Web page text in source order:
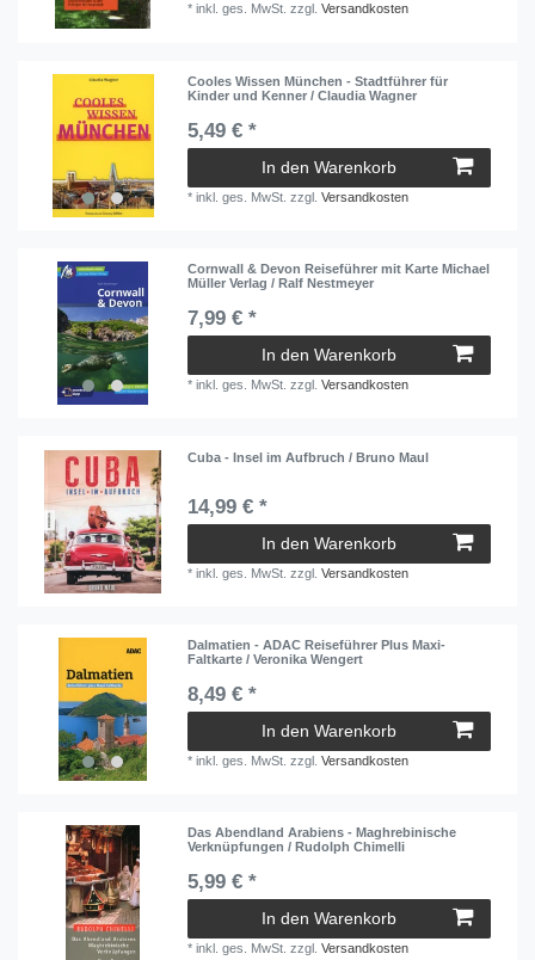
*inkl. ges. MwSt. zzgl.Versandkosten
Cooles Wissen München - Stadtführer für
Kinder und Kenner / Claudia Wagner
5,49 € *
In den Warenkorb
*inkl. ges. MwSt. zzgl.Versandkosten
Cornwall & Devon Reiseführer mit Karte Michael
Müller Verlag / Ralf Nestmeyer
7,99 € *
In den Warenkorb
*inkl. ges. MwSt. zzgl.Versandkosten
Cuba - Insel im Aufbruch / Bruno Maul
14,99 € *
In den Warenkorb
*inkl. ges. MwSt. zzgl.Versandkosten
Dalmatien - ADAC Reiseführer Plus Maxi-
Faltkarte / Veronika Wengert
8,49 € *
In den Warenkorb
*inkl. ges. MwSt. zzgl.Versandkosten
Das Abendland Arabiens - Maghrebinische
Verknüpfungen / Rudolph Chimelli
5,99 € *
In den Warenkorb
*inkl. ges. MwSt. zzgl.Versandkosten